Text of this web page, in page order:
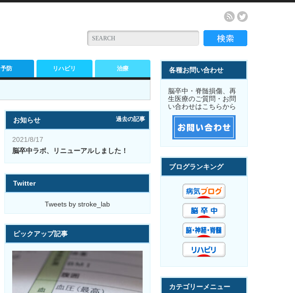
予防 リハビリ 治療
お知らせ
2021/8/17
脳卒中ラボ、リニューアルしました！
過去の記事
Twitter
Tweets by stroke_lab
ピックアップ記事
各種お問い合わせ
脳卒中・脊髄損傷、再
生医療のご質問・お問
い合わせはこちらから
ブログランキング
カテゴリーメニュー